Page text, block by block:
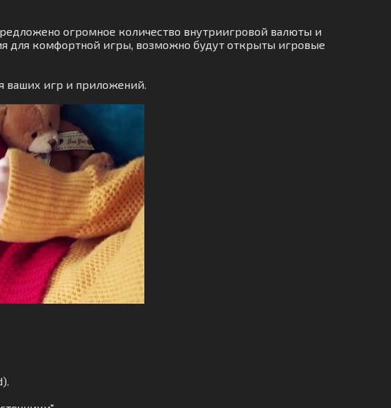
огромное количество внутриигровой валюты и
для комфортной игры, возможно будут открыты игровые
ваших игр и приложений.